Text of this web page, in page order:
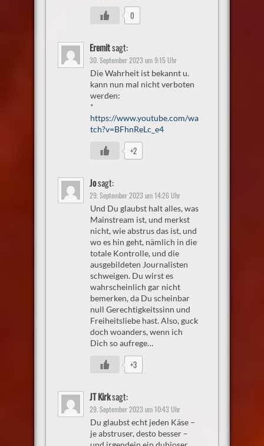
0
Eremitsagt:
30. September 2023 um 9:15 Uhr
Die Wahrheit ist bekannt u.
kann nun mal nicht verboten
werden:
*
https://www.youtube.com/wa
tch?v=BFhnReLc_e4
+2
Josagt:
29. September 2023 um 14:26 Uhr
Und Du glaubst halt alles, was
Mainstream ist, und merkst
nicht, wie abstrus das ist, und
wo es hin geht, nämlich in die
totale Kontrolle, und die
ausgebildeten Journalisten
schweigen. Du wirst es
wahrscheinlich gar nicht
bemerken, da Du scheinbar
null Gerechtigkeitssinn und
Freiheitsliebe hast. Also, guck
doch woanders, wenn ich
Dich so aufrege…
+3
JT Kirksagt:
29. September 2023 um 10:43 Uhr
Du glaubst echt jeden Käse –
je abstruser, desto besser –